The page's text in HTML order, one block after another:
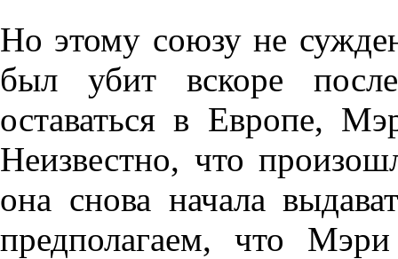
Но этому союзу не
был убит вскоре
оставаться в Европе,
Неизвестно, что
она снова начала
предполагаем, что